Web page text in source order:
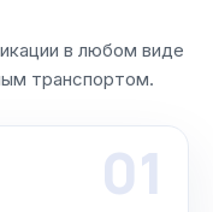
в любом виде
транспортом.
01